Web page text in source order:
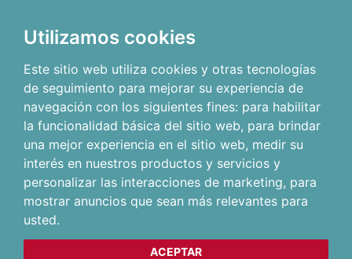
Utilizamos cookies
Este sitio web utiliza cookies y otras tecnologías
de seguimiento para mejorar su experiencia de
navegación con los siguientes fines: para habilitar
la funcionalidad básica del sitio web, para brindar
una mejor experiencia en el sitio web, medir su
interés en nuestros productos y servicios y
personalizar las interacciones de marketing, para
mostrar anuncios que sean más relevantes para
usted.
ACEPTAR